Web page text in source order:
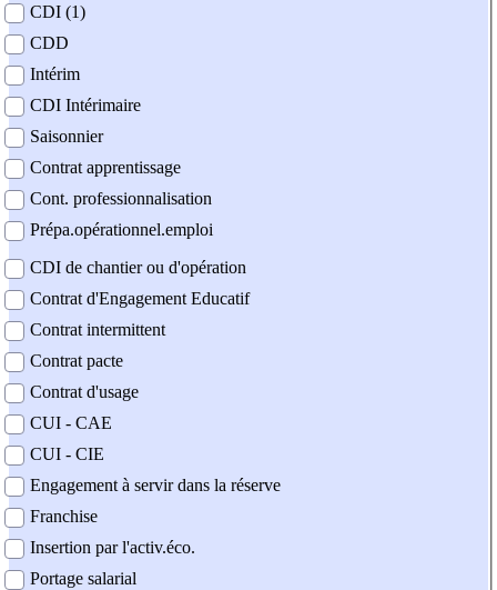
contrat
CDI (1)
CDD
Intérim
CDI Intérimaire
Saisonnier
Contrat apprentissage
Cont. professionnalisation
Prépa.opérationnel.emploi
CDI de chantier ou d'opération
Contrat d'Engagement Educatif
Contrat intermittent
Contrat pacte
Contrat d'usage
CUI - CAE
CUI - CIE
Engagement à servir dans la réserve
Franchise
Insertion par l'activ.éco.
Portage salarial